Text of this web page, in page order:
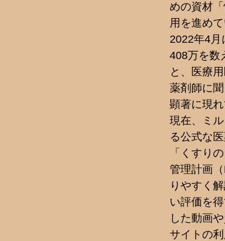
めの資材
用を進め
2022年4
408万を数
と、医療
薬剤師に
顕著に現
現在、ミ
る公式な
「くすり
管理計画
りやすく
い評価を
した動画
サイトの